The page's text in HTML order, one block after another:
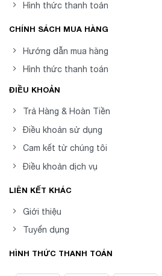
Hình thức thanh toán
CHÍNH SÁCH MUA HÀNG
Hướng dẫn mua hàng
Hình thức thanh toán
ĐIỀU KHOẢN
Trả Hàng & Hoàn Tiền
Điều khoản sử dụng
Cam kết từ chúng tôi
Điều khoản dịch vụ
LIÊN KẾT KHÁC
Giới thiệu
Tuyển dụng
HÌNH THỨC THANH TOÁN